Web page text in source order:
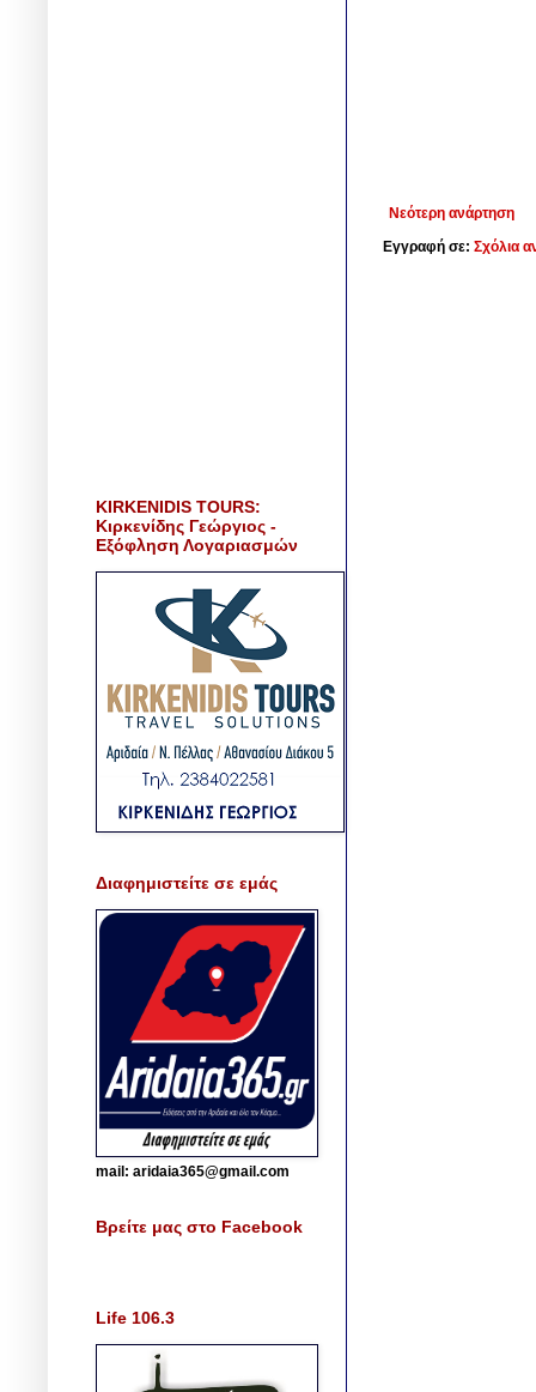
Νεότερη ανάρτηση
Εγγραφή σε: Σχόλια
KIRKENIDIS TOURS:
Κιρκενίδης Γεώργιος -
Εξόφληση Λογαριασμών
Διαφημιστείτε σε εμάς
mail: aridaia365@gmail.com
Βρείτε μας στο Facebook
Life 106.3